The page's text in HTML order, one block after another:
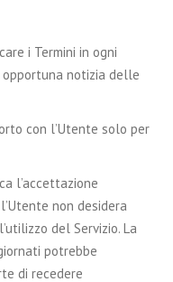
i Termini in ogni
notizia delle
con l’Utente solo per
l’accettazione
non desidera
del Servizio. La
potrebbe
di recedere